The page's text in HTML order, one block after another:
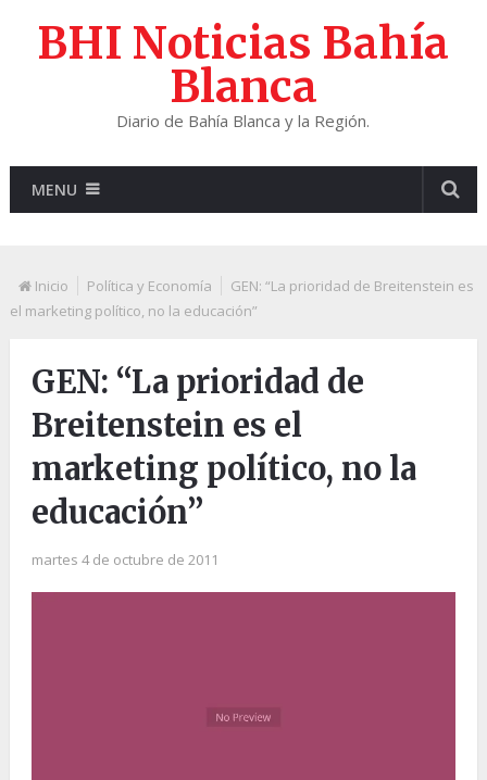
BHI Noticias Bahía
Blanca
Diario de Bahía Blanca y la Región.
MENU
Inicio Política y Economía
GEN: “La prioridad de Breitenstein es
el marketing político, no la educación”
GEN: “La prioridad de
Breitenstein es el
marketing político, no la
educación”
martes 4 de octubre de 2011